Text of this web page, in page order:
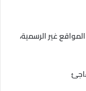
غير الرسمية،